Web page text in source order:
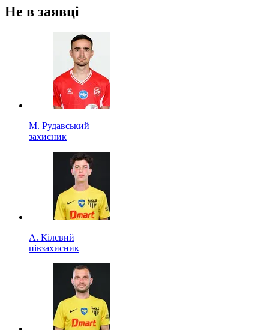
Не в заявці
М. Рудавський
захисник
А. Кілєвий
півзахисник